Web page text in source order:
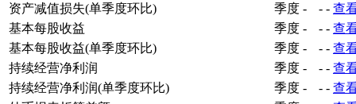
资产减值损失(单季度环比)
季度 - - - 查
基本每股收益
季度 - - - 查
基本每股收益(单季度环比)
季度 - - - 查
持续经营净利润
季度 - - - 查
持续经营净利润(单季度环比)
季度 - - - 查